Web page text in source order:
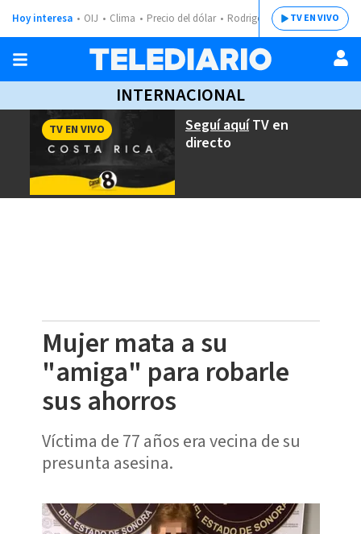
Hoy interesa OIJ Clima Precio del dólar Rodrigo ChavesTV EN VIVO
INTERNACIONAL
Seguí aquíTV en
directo
TV EN VIVO
Mujer mata a su
"amiga" para robarle
sus ahorros
Víctima de 77 años era vecina de su
presunta asesina.